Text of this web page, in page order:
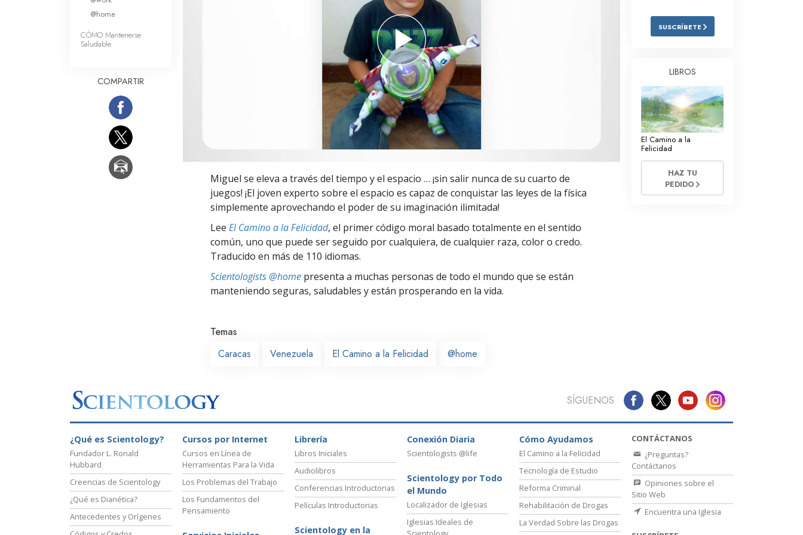
Respuestas a las Drogas
La Causa de la Supresión
Investigaciones
Los Fundamentos de la Organización
Los Fundamentos de las Relaciones
Miguel se eleva a través del tiempo y el espacio … ¡sin salir nunca de su cuarto de
juegos! ¡El joven experto sobre el espacio es capaz de conquistar las leyes de la física
simplemente aprovechando el poder de su imaginación ilimitada!
Lee El Camino a la Felicidad, el primer código moral basado totalmente en el sentido
común, uno que puede ser seguido por cualquiera, de cualquier raza, color o credo.
Traducido en más de 110 idiomas.
Scientologists @home presenta a muchas personas de todo el mundo que se están
manteniendo seguras, saludables y están prosperando en la vida.
Temas
Caracas
Venezuela El Camino a la Felicidad @home
@home
CÓMO Mantenerse
Saludable
COMPARTIR
SUSCRÍBETE
LIBROS
El Camino a la
Felicidad
HAZ TU
PEDIDO
SÍGUENOS
¿Qué es Scientology?
Fundador L. Ronald
Hubbard
Creencias de Scientology
¿Qué es Dianética?
Antecedentes y Orígenes
Cursos por Internet
Cursos en Línea de
Herramientas Para la Vida
Los Problemas del Trabajo
Los Fundamentos del
Pensamiento
Librería
Libros Iniciales
Audiolibros
Conferencias Introductorias
Películas Introductorias
Scientology en la
Conexión Diaria
Scientologists @life
Scientology por Todo
el Mundo
Localizador de Iglesias
Iglesias Ideales de
Cómo Ayudamos
El Camino a la Felicidad
Tecnología de Estudio
Reforma Criminal
Rehabilitación de Drogas
La Verdad Sobre las Drogas
CONTÁCTANOS
¿Preguntas?
Contáctanos
Opiniones sobre el
Sitio Web
Encuentra una Iglesia